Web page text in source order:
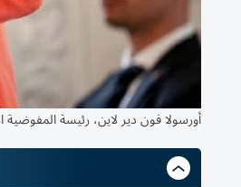
أورسولا فون دير لاين، رئيسة المفوضية